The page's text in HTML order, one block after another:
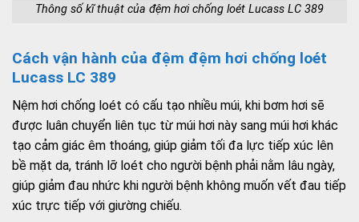
Thông số kĩ thuật của đệm hơi chống loét Lucass LC 389
Cách vận hành của đệm đệm hơi chống loét
Lucass LC 389
Nệm hơi chống loét có cấu tạo nhiều múi, khi bơm hơi sẽ
được luân chuyển liên tục từ múi hơi này sang múi hơi khác
tạo cảm giác êm thoáng, giúp giảm tối đa lực tiếp xúc lên
bề mặt da, tránh lỡ loét cho người bệnh phải nằm lâu ngày,
giúp giảm đau nhức khi người bệnh không muốn vết đau tiếp
xúc trực tiếp với giường chiếu.